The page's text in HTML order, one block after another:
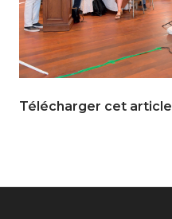
Télécharger cet article